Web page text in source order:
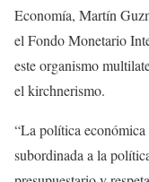
Economía, Martín
el Fondo Monetario
este organismo
el kirchnerismo.
“La política económica
subordinada a la